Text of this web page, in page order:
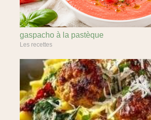
gaspacho à la pastèque
Les recettes